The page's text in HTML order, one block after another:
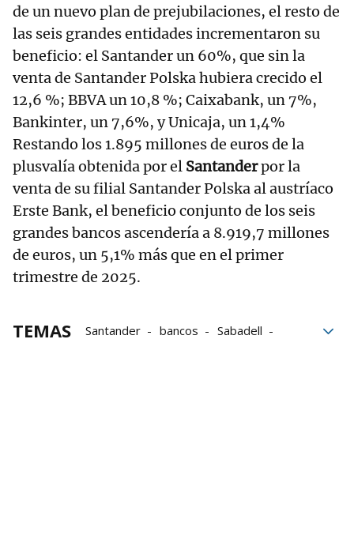
de un nuevo plan de prejubilaciones, el resto de
las seis grandes entidades incrementaron su
beneficio: el Santander un 60%, que sin la
venta de Santander Polska hubiera crecido el
12,6 %; BBVA un 10,8 %; Caixabank, un 7%,
Bankinter, un 7,6%, y Unicaja, un 1,4%
Restando los 1.895 millones de euros de la
plusvalía obtenida por el Santanderpor la
venta de su filial Santander Polska al austríaco
Erste Bank, el beneficio conjunto de los seis
grandes bancos ascendería a 8.919,7 millones
de euros, un 5,1% más que en el primer
trimestre de 2025.
TEMAS Santander bancos
Sabadell